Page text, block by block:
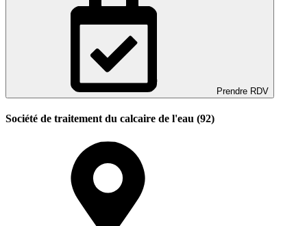
Prendre RDV
Société de traitement du calcaire de l'eau (92)